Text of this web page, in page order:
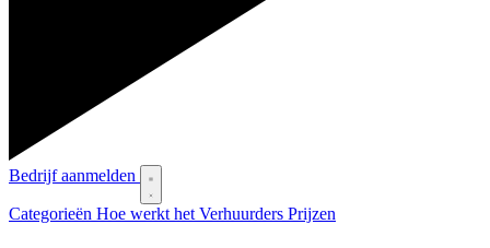
Bedrijf aanmelden
Categorieën Hoe werkt het Verhuurders Prijzen